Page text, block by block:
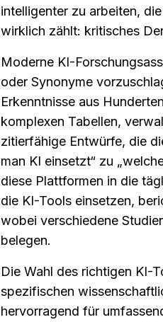
intelligenter zu arbeiten,
wirklich zählt: kritisches
Moderne KI-
oder Synonyme
Erkenntnisse aus
komplexen Tabellen,
zitierfähige Entwürfe, die
man KI einsetzt“ zu
diese Plattformen in die
die KI-Tools einsetzen,
wobei verschiedene
belegen.
Die Wahl des richtigen KI-
spezifischen
hervorragend für